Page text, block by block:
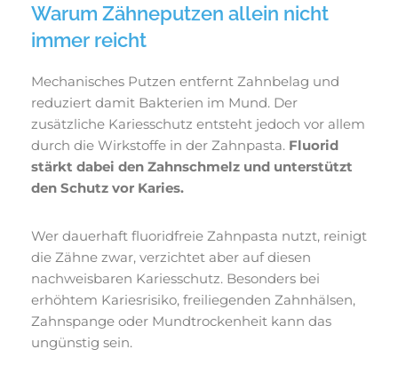
Warum Zähneputzen allein nicht
immer reicht
Mechanisches Putzen entfernt Zahnbelag und
reduziert damit Bakterien im Mund. Der
zusätzliche Kariesschutz entsteht jedoch vor allem
durch die Wirkstoffe in der Zahnpasta. Fluorid
stärkt dabei den Zahnschmelz und unterstützt
den Schutz vor Karies.
Wer dauerhaft fluoridfreie Zahnpasta nutzt, reinigt
die Zähne zwar, verzichtet aber auf diesen
nachweisbaren Kariesschutz. Besonders bei
erhöhtem Kariesrisiko, freiliegenden Zahnhälsen,
Zahnspange oder Mundtrockenheit kann das
ungünstig sein.